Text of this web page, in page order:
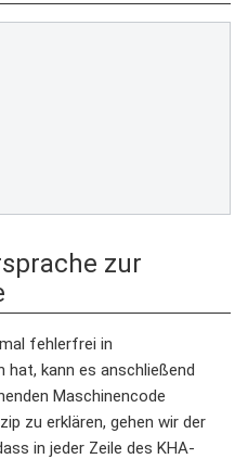
zur
fehlerfrei in
hat, kann es anschließend
Maschinencode
zu erklären, gehen wir der
in jeder Zeile des KHA-